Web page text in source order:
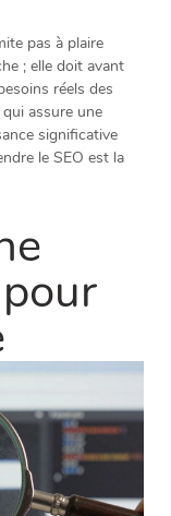
pas à plaire
; elle doit avant
réels des
assure une
significative
le SEO est la